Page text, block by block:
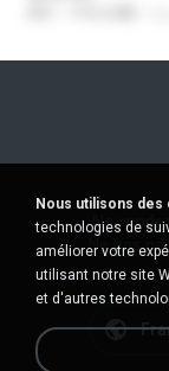
Ne
Ne pas
Nous utilisons des
technologies de
améliorer votre
utilisant notre site
et d'autres